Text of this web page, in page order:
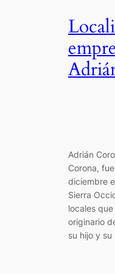
Adrián
Corona,
diciembre
Sierra
locales
originario
su hijo y